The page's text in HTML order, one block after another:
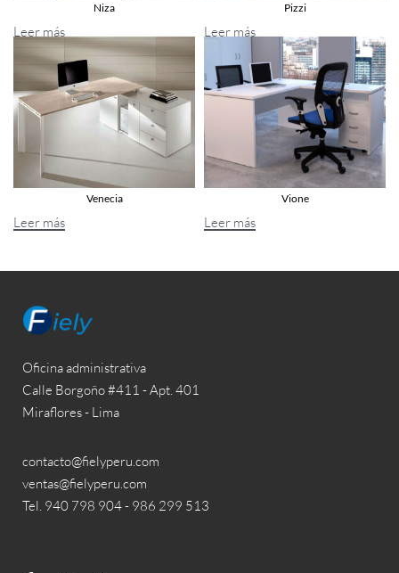
Niza
Leer más
Pizzi
Leer más
Venecia
Leer más
Vione
Leer más
Oficina administrativa
Calle Borgoño #411 - Apt. 401
Miraflores - Lima
contacto@fielyperu.com
ventas@fielyperu.com
Tel. 940 798 904 - 986 299 513